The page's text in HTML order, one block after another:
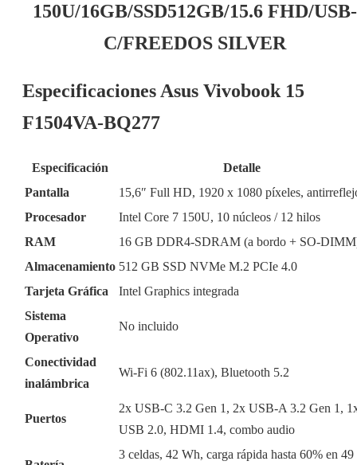
150U/16GB/SSD512GB/15.6 FHD/USB-
C/FREEDOS SILVER
Especificaciones Asus Vivobook 15
F1504VA-BQ277
Especificación
Detalle
Pantalla
15,6″ Full HD, 1920 x 1080 píxeles,
Procesador
Intel Core 7 150U, 10 núcleos / 12 hilos
RAM
16 GB DDR4-SDRAM (a bordo + SO-
Almacenamiento 512 GB SSD NVMe M.2 PCIe 4.0
Tarjeta Gráfica
Intel Graphics integrada
Sistema
Operativo
No incluido
Conectividad
inalámbrica
Wi-Fi 6 (802.11ax), Bluetooth 5.2
Puertos
2x USB-C 3.2 Gen 1, 2x USB-A 3.2 Gen 1,
USB 2.0, HDMI 1.4, combo audio
3 celdas, 42 Wh, carga rápida hasta 60% en 49